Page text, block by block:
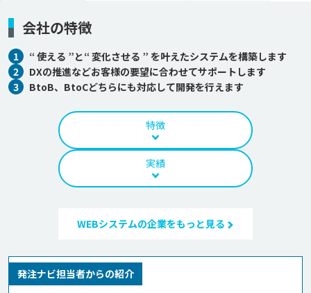
会社の特徴
1
“ 使える ”と“ 変化させる ” を叶えたシステムを構築します
2
DXの推進などお客様の要望に合わせてサポートします
3
BtoB、BtoCどちらにも対応して開発を行えます
特徴
実績
WEBシステムの企業をもっと見る
発注ナビ担当者からの紹介